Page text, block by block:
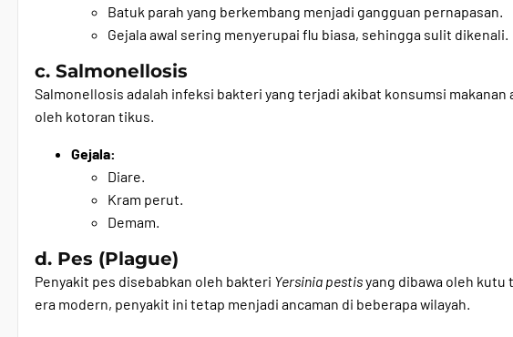
Batuk parah yang berkembang menjadi gangguan pernapasan.
Gejala awal sering menyerupai flu biasa, sehingga sulit dikenali.
c. Salmonellosis
Salmonellosis adalah infeksi bakteri yang terjadi akibat konsumsi
oleh kotoran tikus.
Gejala:
Diare.
Kram perut.
Demam.
d. Pes (Plague)
Penyakit pes disebabkan oleh bakteri Yersinia pestisyang dibawa oleh kutu
era modern, penyakit ini tetap menjadi ancaman di beberapa wilayah.